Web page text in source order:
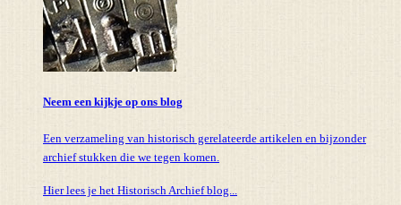
Neem een kijkje op ons blog
Een verzameling van historisch gerelateerde artikelen en bijzonder
archief stukken die we tegen komen.
Hier lees je het Historisch Archief blog...